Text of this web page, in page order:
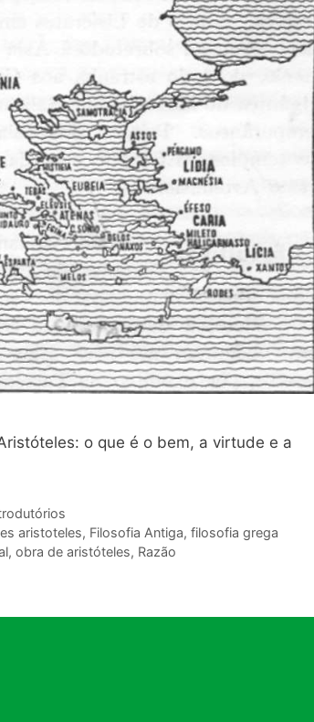
o que é o bem, a virtude e a
aristoteles, Filosofia Antiga, filosofia grega
, obra de aristóteles, Razão